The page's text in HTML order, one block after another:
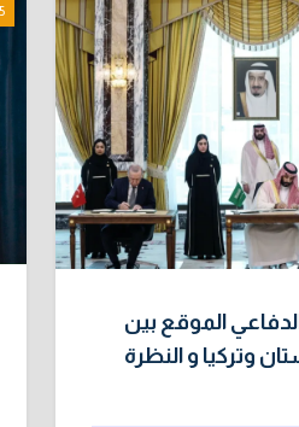
الموقع بين
وتركيا و النظرة